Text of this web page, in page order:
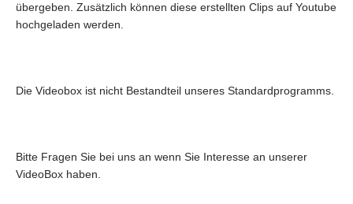
übergeben. Zusätzlich können diese erstellten Clips auf Youtube
hochgeladen werden.
Die Videobox ist nicht Bestandteil unseres Standardprogramms.
Bitte Fragen Sie bei uns an wenn Sie Interesse an unserer
VideoBox haben.